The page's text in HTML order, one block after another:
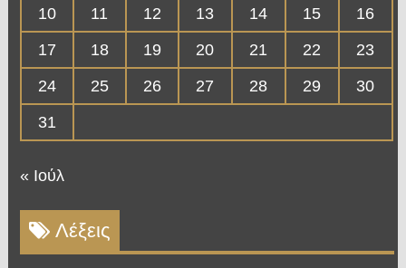
10
11 12 13 14 15
16
17
18 19 20 21 22
23
24
25 26 27 28 29
30
31
« Ιούλ
Λέξεις